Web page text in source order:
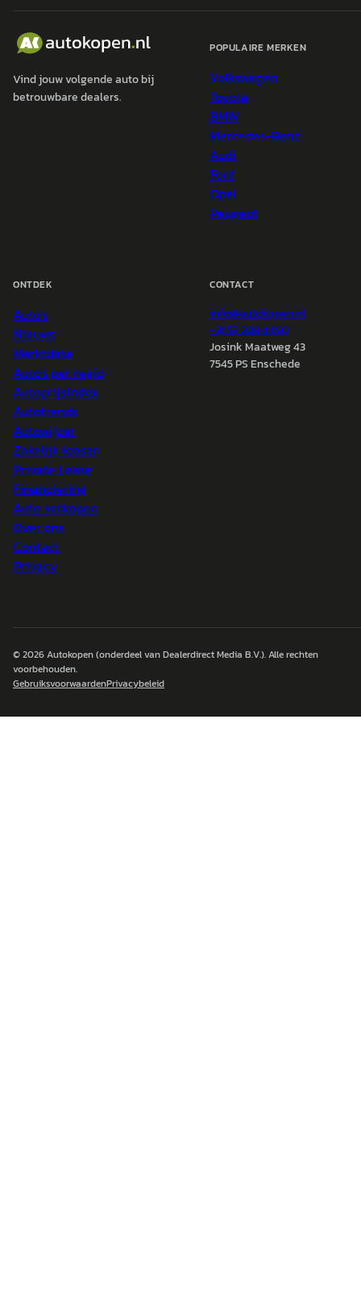
Vind jouw volgende auto bij
betrouwbare dealers.
POPULAIRE MERKEN
Volkswagen
Toyota
BMW
Mercedes-Benz
Audi
Ford
Opel
Peugeot
ONTDEK
Auto's
Nieuws
Marktdata
Auto's per regio
Autoprijsindex
Autotrends
Autowijzer
Zakelijk leasen
Private Lease
Financiering
Auto verkopen
Over ons
Contact
Privacy
CONTACT
info@autokopen.nl
+31 53 208 4490
Josink Maatweg 43
7545 PS Enschede
© 2026Autokopen(onderdeel van Dealerdirect Media B.V.). Alle rechten
voorbehouden.
GebruiksvoorwaardenPrivacybeleid